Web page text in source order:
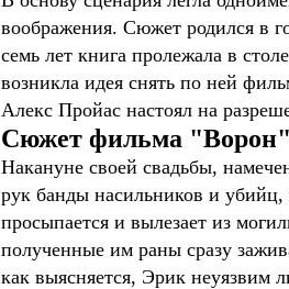
воображения. Сюжет родился в
семь лет книга пролежала в
возникла идея снять по ней
Алекс Пройас настоял на
Сюжет фильма "Ворон"
Накануне своей свадьбы,
рук банды насильников и
просыпается и вылезает из
полученные им раны сразу
как выясняется, Эрик неуязвим